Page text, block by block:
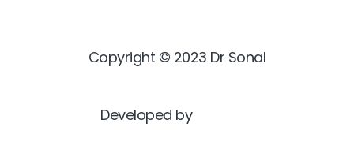
Copyright © 2023 Dr Sonal
Developed by